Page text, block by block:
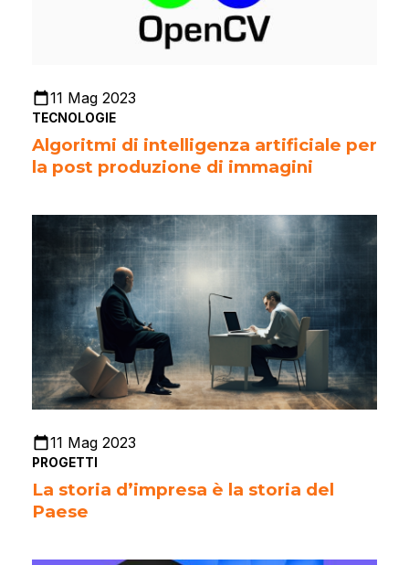
11 Mag 2023
TECNOLOGIE
Algoritmi di intelligenza artificiale per
la post produzione di immagini
11 Mag 2023
PROGETTI
La storia d’impresa è la storia del
Paese